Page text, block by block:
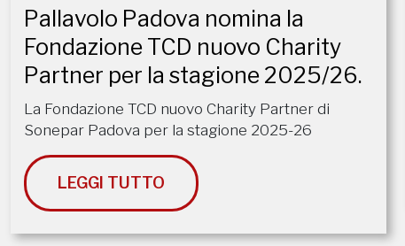
Pallavolo Padova nomina la
Fondazione TCD nuovo Charity
Partner per la stagione 2025/26.
La Fondazione TCD nuovo Charity Partner di
Sonepar Padova per la stagione 2025-26
LEGGI TUTTO